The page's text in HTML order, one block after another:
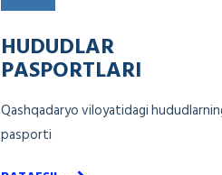
HUDUDLAR
PASPORTLARI
Qashqadaryo viloyatidagi
pasporti